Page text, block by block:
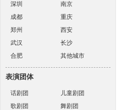
深圳
南京
成都
重庆
郑州
西安
武汉
长沙
合肥
其他城市
表演团体
话剧团
儿童剧团
歌剧团
舞剧团